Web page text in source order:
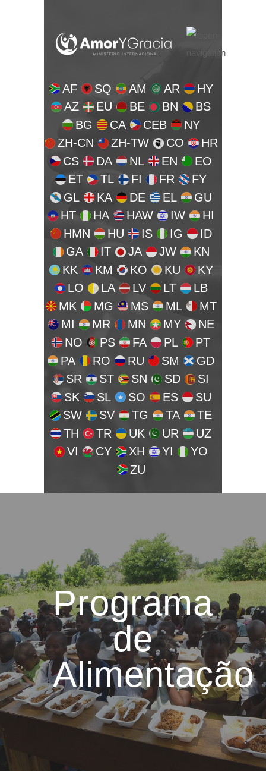
AF SQ AM AR
HY
AZ
EU BE BN
BS
BG
CA CEB
NY
ZH-CN
ZH-TW CO
HR
CS
DA NL EN
EO
ET
TL FI FR
FY
GL
KA DE EL
GU
HT
HA HAW IW
HI
HMN
HU IS IG
ID
GA
IT JA JW
KN
KK
KM KO KU
KY
LO
LA LV LT
LB
MK
MG MS ML
MT
MI
MR MN MY
NE
NO
PS FA PL
PT
PA
RO RU SM
GD
SR
ST SN SD
SI
SK
SL SO ES
SU
SW
SV TG TA
TE
TH
TR UK UR
UZ
VI
CY XH YI
YO
ZU
Programa
de
Alimentação